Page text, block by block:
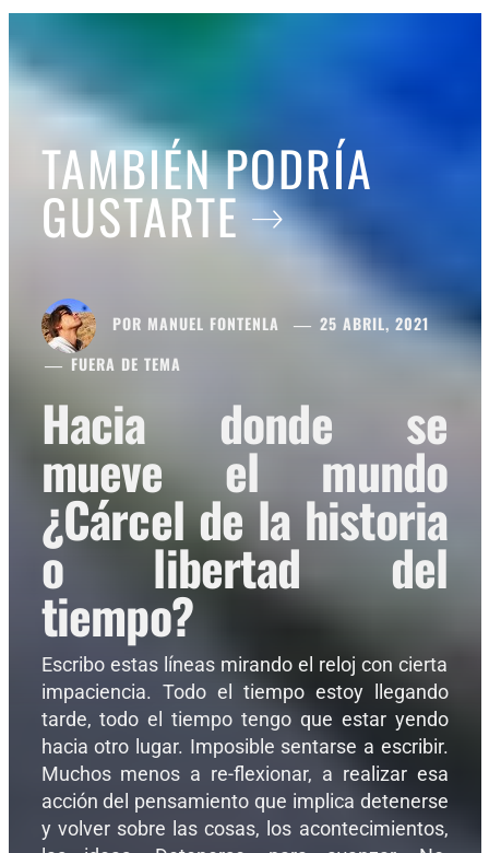
TAMBIÉN PODRÍA
GUSTARTE
POR MANUEL FONTENLA
25 ABRIL, 2021
FUERA DE TEMA
Hacia donde se
mueve el mundo
¿Cárcel de la historia
o libertad del
tiempo?
Escribo estas líneas mirando el reloj con cierta
impaciencia. Todo el tiempo estoy llegando
tarde, todo el tiempo tengo que estar yendo
hacia otro lugar. Imposible sentarse a escribir.
Muchos menos a re-flexionar, a realizar esa
acción del pensamiento que implica detenerse
y volver sobre las cosas, los acontecimientos,